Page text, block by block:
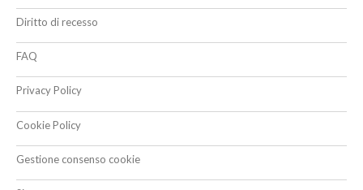
Diritto di recesso
FAQ
Privacy Policy
Cookie Policy
Gestione consenso cookie